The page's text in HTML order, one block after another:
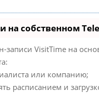
на собственном
записи VisitTime на
или компанию;
расписанием и